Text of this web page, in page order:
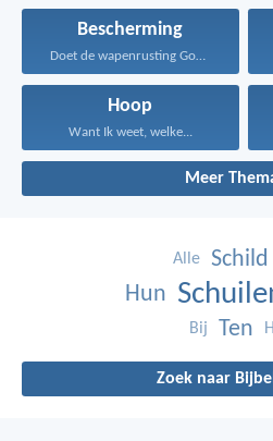
Bescherming
Doet de wapenrusting Gods...
Hoop
Want Ik weet, welke...
Meer
Alle Schild
Hun
Bij Ten
Zoek naar